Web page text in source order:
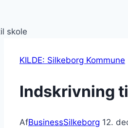
KILDE: Silkeborg Kommune
Indskrivning
AfBusinessSilkeborg 12.